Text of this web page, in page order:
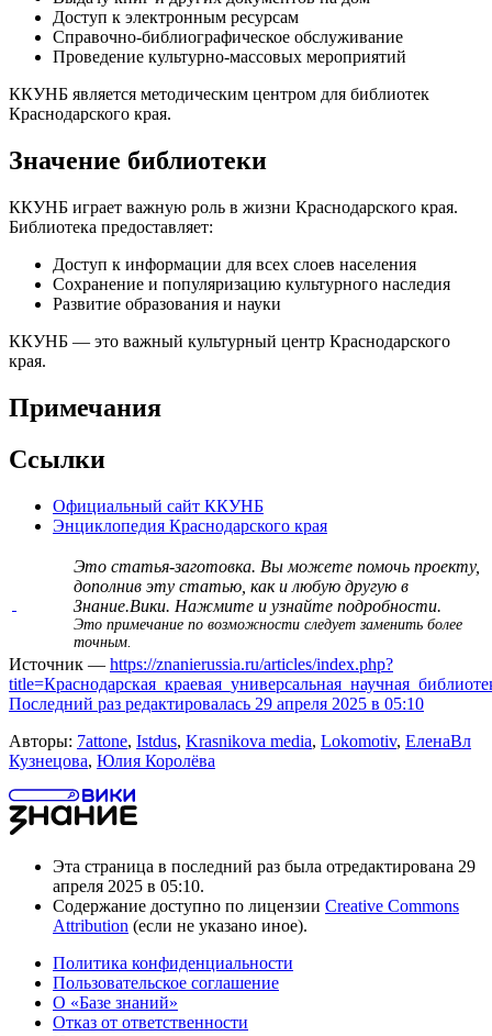
Доступ к электронным ресурсам
Справочно-библиографическое обслуживание
Проведение культурно-массовых мероприятий
ККУНБ является методическим центром для библиотек
Краснодарского края.
Значение библиотеки
ККУНБ играет важную роль в жизни Краснодарского края.
Библиотека предоставляет:
Доступ к информации для всех слоев населения
Сохранение и популяризацию культурного наследия
Развитие образования и науки
ККУНБ — это важный культурный центр Краснодарского
края.
Примечания
Ссылки
Официальный сайт ККУНБ
Энциклопедия Краснодарского края
Это статья-заготовка. Вы можете помочь проекту,
дополнив эту статью, как и любую другую в
Знание.Вики. Нажмите и узнайте подробности.
Это примечание по возможности следует заменить более
точным
Источник — https://znanierussia.ru/articles/index.php?
Последний раз редактировалась 29 апреля 2025 в 05:10
Авторы: 7attone, Istdus, Krasnikova media, Lokomotiv, ЕленаВл
Кузнецова, Юлия Королёва
Эта страница в последний раз была отредактирована 29
апреля 2025 в 05:10.
Содержание доступно по лицензии Creative Commons
Attribution (если не указано иное).
Политика конфиденциальности
Пользовательское соглашение
О «Базе знаний»
Отказ от ответственности